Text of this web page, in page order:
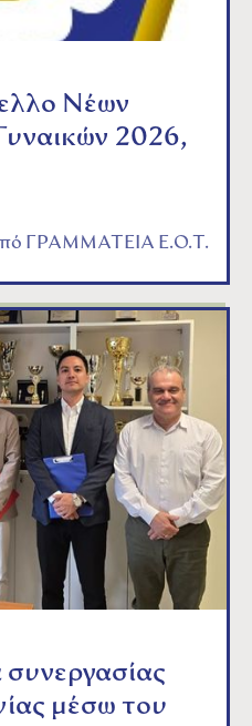
Νέων
2026,
ΓΡΑΜΜΑΤΕΙΑ Ε.Ο.Τ.
μέσω του